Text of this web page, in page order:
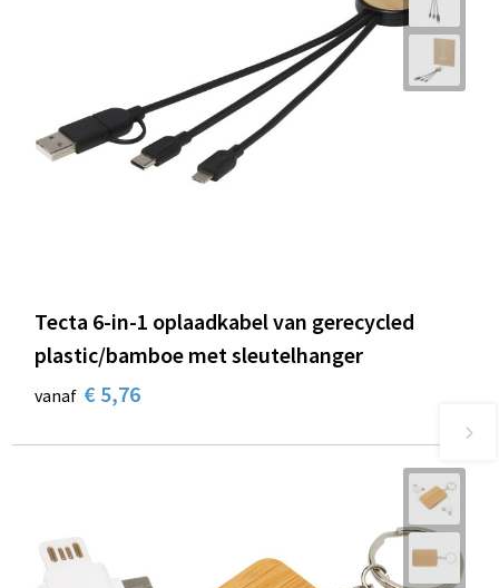
Tecta 6-in-1 oplaadkabel van gerecycled
plastic/bamboe met sleutelhanger
vanaf € 5,76